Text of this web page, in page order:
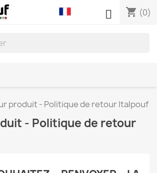
shopping_cart (0)

produit - Politique de retour Italpouf
- Politique de retour